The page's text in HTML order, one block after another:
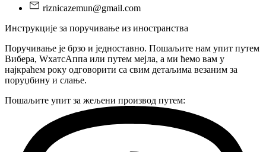
riznicazemun@gmail.com
Инструкције за поручивање из иностранства
Поручивање је брзо и једноставно. Пошаљите нам упит путем
Вибера, WхатсАппа или путем мејла, а ми ћемо вам у
најкраћем року одговорити са свим детаљима везаним за
поруџбину и слање.
Пошаљите упит за жељени производ путем: